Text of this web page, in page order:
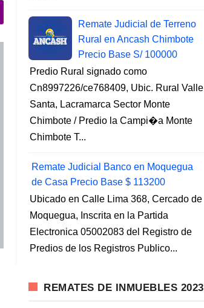
Remate Judicial de Terreno
Rural en Ancash Chimbote
Precio Base S/ 100000
Predio Rural signado como
Cn8997226/ce768409, Ubic. Rural Valle
Santa, Lacramarca Sector Monte
Chimbote / Predio la Campi�a Monte
Chimbote T...
Remate Judicial Banco en Moquegua
de Casa Precio Base $ 113200
Ubicado en Calle Lima 368, Cercado de
Moquegua, Inscrita en la Partida
Electronica 05002083 del Registro de
Predios de los Registros Publico...
REMATES DE INMUEBLES 2023